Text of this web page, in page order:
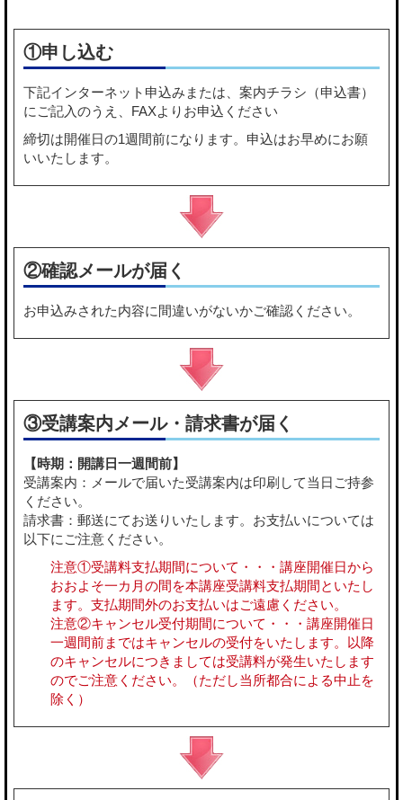
①申し込む
下記インターネット申込み または、 案内チラシ（申込書）
にご記入のうえ、FAXよりお申込ください
締切は開催日の1週間前になります。申込はお早めにお願
いいたします。
②確認メールが届く
お申込みされた内容に間違いがないかご確認ください。
③受講案内メール・請求書が届く
【時期：開講日一週間前】
受講案内：メールで届いた受講案内は印刷して当日ご持参
ください。
請求書：郵送にてお送りいたします。お支払いについては
以下にご注意ください。
注意①受講料支払期間について・・・講座開催日から
おおよそ一カ月の間を本講座受講料支払期間といたし
ます。支払期間外のお支払いはご遠慮ください。
注意②キャンセル受付期間について・・・講座開催日
一週間前まではキャンセルの受付をいたします。以降
のキャンセルにつきましては受講料が発生いたします
のでご注意ください。（ただし当所都合による中止を
除く）